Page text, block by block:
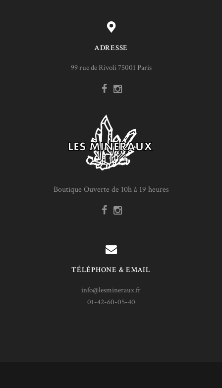
ADRESSE
99 rue de Rivoli 75001 Paris
Boutique Ouverte de 10h à 19 heures
TÉLÉPHONE & EMAIL
info@lesmineraux.fr
01-42-60-05-40